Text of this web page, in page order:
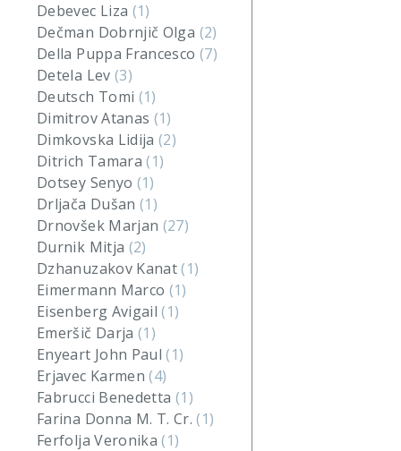
Debevec Liza (1)
Dečman Dobrnjič Olga (2)
Della Puppa Francesco (7)
Detela Lev (3)
Deutsch Tomi (1)
Dimitrov Atanas (1)
Dimkovska Lidija(2)
Ditrich Tamara(1)
Dotsey Senyo (1)
Drljača Dušan(1)
Drnovšek Marjan (27)
Durnik Mitja (2)
Dzhanuzakov Kanat(1)
Eimermann Marco (1)
Eisenberg Avigail(1)
Emeršič Darja(1)
Enyeart John Paul(1)
Erjavec Karmen(4)
Fabrucci Benedetta (1)
Farina Donna M. T. Cr.(1)
Ferfolja Veronika(1)